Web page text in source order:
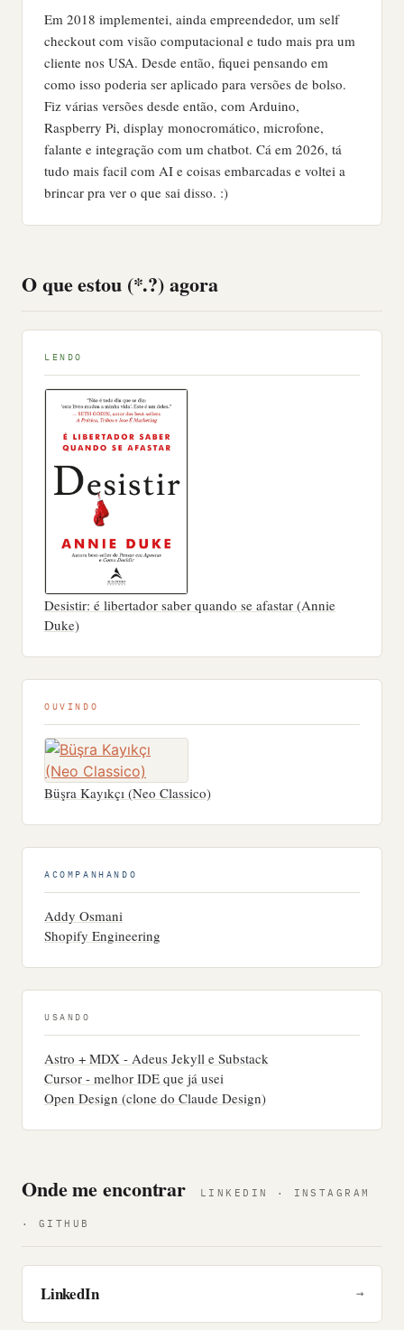
Em 2018 implementei, ainda empreendedor, um self
checkout com visão computacional e tudo mais pra um
cliente nos USA. Desde então, fiquei pensando em
como isso poderia ser aplicado para versões de bolso.
Fiz várias versões desde então, com Arduino,
Raspberry Pi, display monocromático, microfone,
falante e integração com um chatbot. Cá em 2026, tá
tudo mais facil com AI e coisas embarcadas e voltei a
brincar pra ver o que sai disso. :)
O que estou (*.?) agora
LENDO
Desistir: é libertador saber quando se afastar (Annie
Duke)
OUVINDO
Büşra Kayıkçı (Neo Classico)
ACOMPANHANDO
Addy Osmani
Shopify Engineering
USANDO
Astro + MDX - Adeus Jekyll e Substack
Cursor - melhor IDE que já usei
Open Design (clone do Claude Design)
Onde me encontrar LINKEDIN · INSTAGRAM
· GITHUB
LinkedIn →